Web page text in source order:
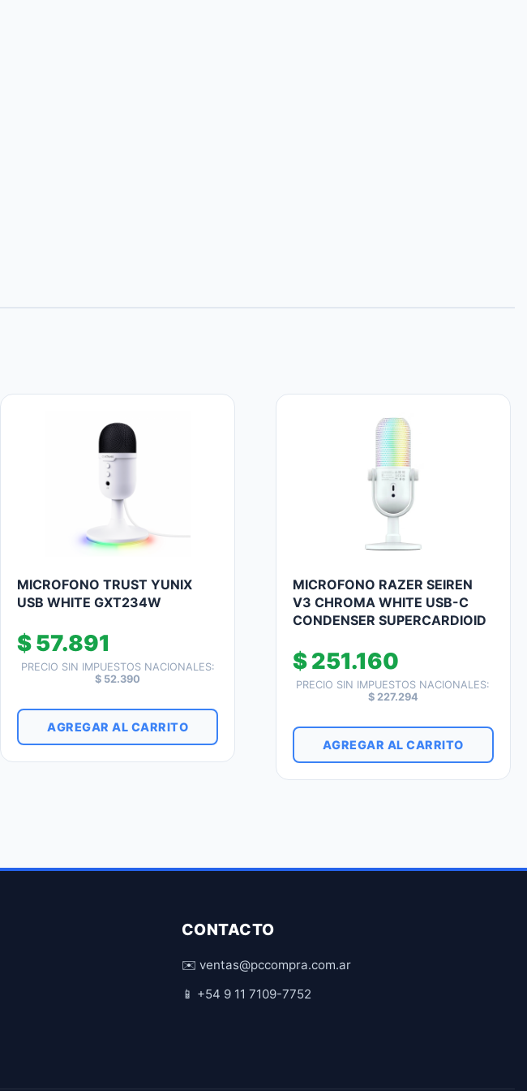
MICROFONO TRUST YUNIX
USB WHITE GXT234W
$57.891
PRECIO SIN IMPUESTOS NACIONALES:
$ 52.390
AGREGAR AL CARRITO
MICROFONO RAZER SEIREN
V3 CHROMA WHITE USB-C
CONDENSER SUPERCARDIOID
$251.160
PRECIO SIN IMPUESTOS NACIONALES:
$227.294
AGREGAR AL CARRITO
CONTACTO
✉️ ventas@pccompra.com.ar
📱 +54 9 11 7109-7752